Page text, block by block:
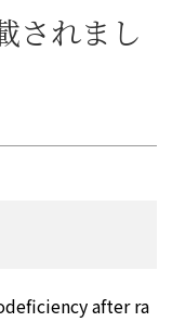
されまし
after ra